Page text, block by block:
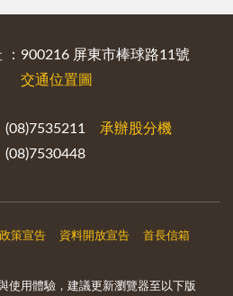
：900216 屏東市棒球路11號
交通位置圖
(08)7535211 承辦股分機
(08)7530448
策宣告 資料開放宣告 首長信箱
使用體驗，建議更新瀏覽器至以下版